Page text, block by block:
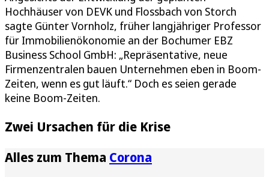
Hochhäuser von DEVK und Flossbach von Storch
sagte Günter Vornholz, früher langjähriger Professor
für Immobilienökonomie an der Bochumer EBZ
Business School GmbH: „Repräsentative, neue
Firmenzentralen bauen Unternehmen eben in Boom-
Zeiten, wenn es gut läuft.“ Doch es seien gerade
keine Boom-Zeiten.
Zwei Ursachen für die Krise
Alles zum Thema Corona